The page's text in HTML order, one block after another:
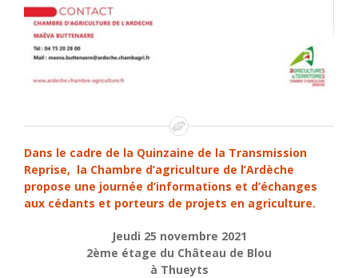
Dans le cadre de la Quinzaine de la Transmission
Reprise, la Chambre d’agriculture de l’Ardèche
propose une journée d’informations et d’échanges
aux cédants et porteurs de projets en agriculture.
Jeudi 25 novembre 2021
2ème étage du Château de Blou
à Thueyts